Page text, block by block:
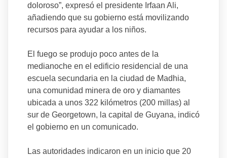
doloroso”, expresó el presidente Irfaan Ali,
añadiendo que su gobierno está movilizando
recursos para ayudar a los niños.
El fuego se produjo poco antes de la
medianoche en el edificio residencial de una
escuela secundaria en la ciudad de Madhia,
una comunidad minera de oro y diamantes
ubicada a unos 322 kilómetros (200 millas) al
sur de Georgetown, la capital de Guyana, indicó
el gobierno en un comunicado.
Las autoridades indicaron en un inicio que 20